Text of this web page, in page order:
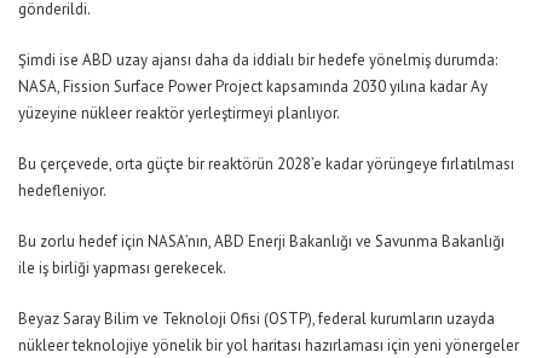
gönderildi.
Şimdi ise ABD uzay ajansı daha da iddialı bir hedefe yönelmiş durumda:
NASA, Fission Surface Power Project kapsamında 2030 yılına kadar Ay
yüzeyine nükleer reaktör yerleştirmeyi planlıyor.
Bu çerçevede, orta güçte bir reaktörün 2028’e kadar yörüngeye fırlatılması
hedefleniyor.
Bu zorlu hedef için NASA’nın, ABD Enerji Bakanlığı ve Savunma Bakanlığı
ile iş birliği yapması gerekecek.
Beyaz Saray Bilim ve Teknoloji Ofisi (OSTP), federal kurumların uzayda
nükleer teknolojiye yönelik bir yol haritası hazırlaması için yeni yönergeler